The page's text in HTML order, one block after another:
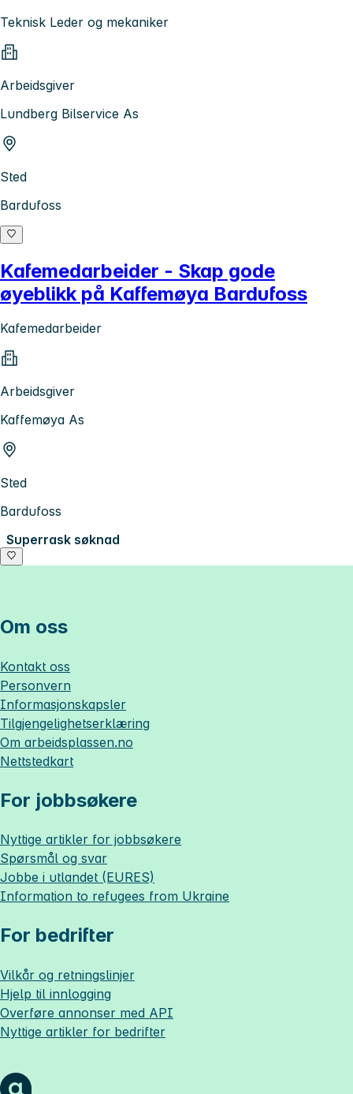
Teknisk Leder og mekaniker
Arbeidsgiver
Lundberg Bilservice As
Sted
Bardufoss
Kafemedarbeider - Skap gode
øyeblikk på Kaffemøya Bardufoss
Kafemedarbeider
Arbeidsgiver
Kaffemøya As
Sted
Bardufoss
Superrask søknad
Om oss
Kontakt oss
Personvern
Informasjonskapsler
Tilgjengelighetserklæring
Om arbeidsplassen.no
Nettstedkart
For jobbsøkere
Nyttige artikler for jobbsøkere
Spørsmål og svar
Jobbe i utlandet (EURES)
Information to refugees from Ukraine
For bedrifter
Vilkår og retningslinjer
Hjelp til innlogging
Overføre annonser med API
Nyttige artikler for bedrifter